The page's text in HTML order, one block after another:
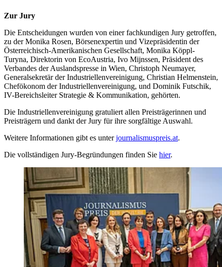
Zur Jury
Die Entscheidungen wurden von einer fachkundigen Jury getroffen,
zu der Monika Rosen, Börsenexpertin und Vizepräsidentin der
Österreichisch-Amerikanischen Gesellschaft, Monika Köppl-
Turyna, Direktorin von EcoAustria, Ivo Mijnssen, Präsident des
Verbandes der Auslandspresse in Wien, Christoph Neumayer,
Generalsekretär der Industriellenvereinigung, Christian Helmenstein,
Chefökonom der Industriellenvereinigung, und Dominik Futschik,
IV-Bereichsleiter Strategie & Kommunikation, gehörten.
Die Industriellenvereinigung gratuliert allen Preisträgerinnen und
Preisträgern und dankt der Jury für ihre sorgfältige Auswahl.
Weitere Informationen gibt es unterjournalismuspreis.at.
Die vollständigen Jury-Begründungen finden Sie hier.